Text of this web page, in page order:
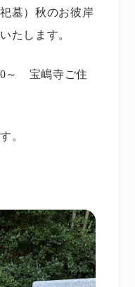
墓）秋のお彼岸
たします。
～ 宝嶋寺ご住
。